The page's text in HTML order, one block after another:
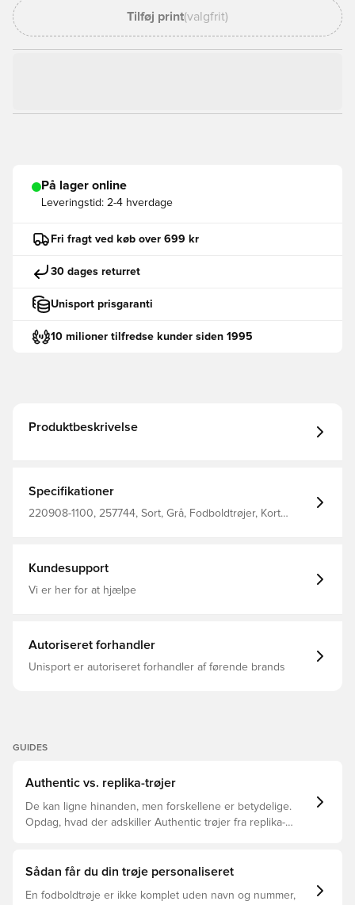
Tilføj print(valgfrit)
På lager online
Leveringstid: 2-4 hverdage
Fri fragt ved køb over 699 kr
30 dages returret
Unisport prisgaranti
10 milioner tilfredse kunder siden 1995
Produktbeskrivelse
Specifikationer
220908-1100, 257744, Sort, Grå, Fodboldtrøjer, Kort
Kundesupport
Vi er her for at hjælpe
Autoriseret forhandler
Unisport er autoriseret forhandler af førende brands
GUIDES
Authentic vs. replika-trøjer
De kan ligne hinanden, men forskellene er betydelige.
Opdag, hvad der adskiller Authentic trøjer fra replika-
Sådan får du din trøje personaliseret
En fodboldtrøje er ikke komplet uden navn og nummer,